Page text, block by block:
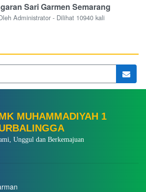
Sari Garmen Semarang
Administrator - Dilihat 10940 kali
MUHAMMADIYAH 1
Unggul dan Berkemajuan